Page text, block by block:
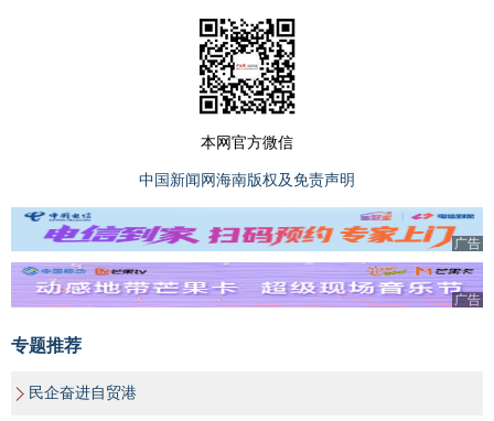
本网官方微信
中国新闻网海南版权及免责声明
广告
广告
专题推荐
民企奋进自贸港